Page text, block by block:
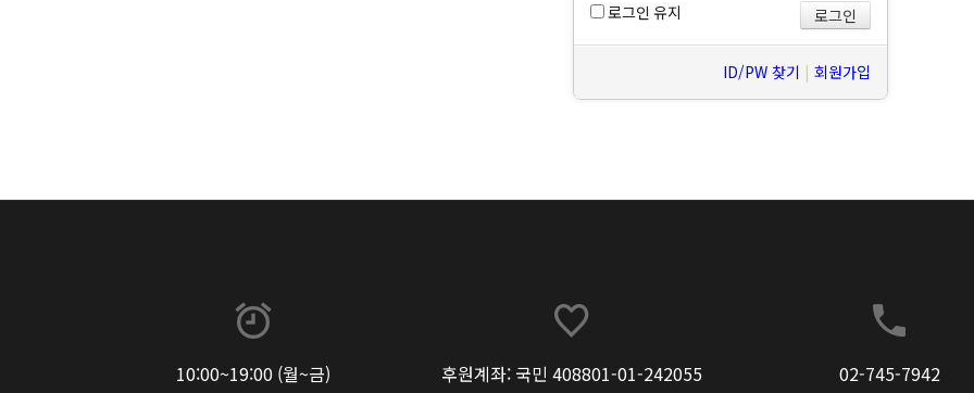
로그인 유지
ID/PW 찾기 | 회원가입
10:00~19:00 (월~금) 후원계좌: 국민 408801-01-242055 02-745-7942